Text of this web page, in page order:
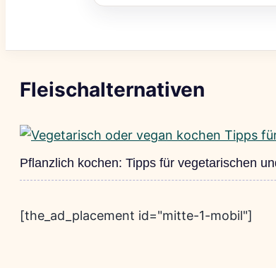
Fleischalternativen
Pflanzlich kochen: Tipps für vegetarischen
[the_ad_placement id="mitte-1-mobil"]